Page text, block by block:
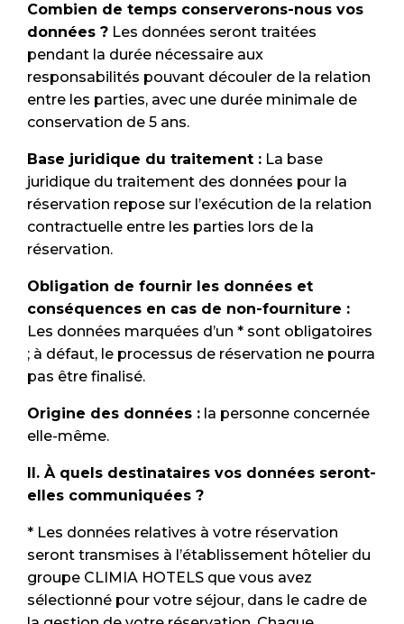
Combien de temps conserverons-nous vos
données ? Les données seront traitées
pendant la durée nécessaire aux
responsabilités pouvant découler de la relation
entre les parties, avec une durée minimale de
conservation de 5 ans.
Base juridique du traitement : La base
juridique du traitement des données pour la
réservation repose sur l’exécution de la relation
contractuelle entre les parties lors de la
réservation.
Obligation de fournir les données et
conséquences en cas de non-fourniture :
Les données marquées d’un * sont obligatoires
; à défaut, le processus de réservation ne pourra
pas être finalisé.
Origine des données : la personne concernée
elle-même.
II. À quels destinataires vos données seront-
elles communiquées ?
* Les données relatives à votre réservation
seront transmises à l’établissement hôtelier du
groupe CLIMIA HOTELS que vous avez
sélectionné pour votre séjour, dans le cadre de